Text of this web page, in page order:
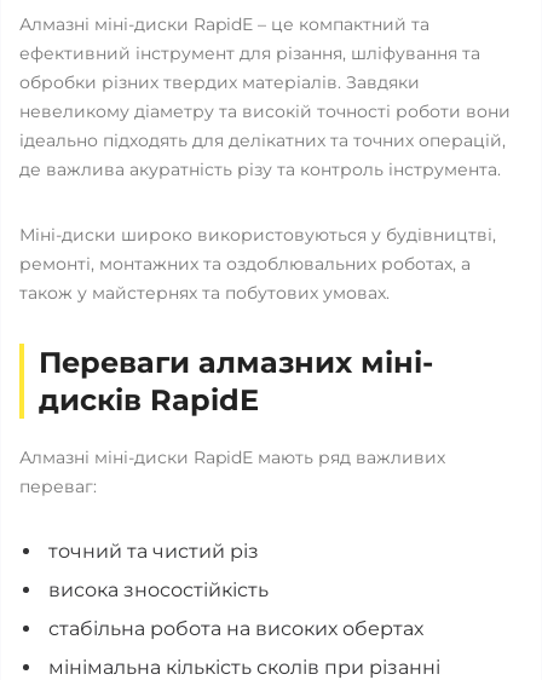
Алмазні міні-диски RapidE – це компактний та
ефективний інструмент для різання, шліфування та
обробки різних твердих матеріалів. Завдяки
невеликому діаметру та високій точності роботи вони
ідеально підходять для делікатних та точних операцій,
де важлива акуратність різу та контроль інструмента.
Міні-диски широко використовуються у будівництві,
ремонті, монтажних та оздоблювальних роботах, а
також у майстернях та побутових умовах.
Переваги алмазних міні-
дисків RapidE
Алмазні міні-диски RapidE мають ряд важливих
переваг:
точний та чистий різ
висока зносостійкість
стабільна робота на високих обертах
мінімальна кількість сколів при різанні